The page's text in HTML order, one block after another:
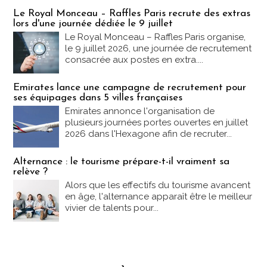
Le Royal Monceau – Raffles Paris recrute des extras
lors d'une journée dédiée le 9 juillet
Le Royal Monceau – Raffles Paris organise,
le 9 juillet 2026, une journée de recrutement
consacrée aux postes en extra....
Emirates lance une campagne de recrutement pour
ses équipages dans 5 villes françaises
Emirates annonce l'organisation de
plusieurs journées portes ouvertes en juillet
2026 dans l'Hexagone afin de recruter...
Alternance : le tourisme prépare-t-il vraiment sa
relève ?
Alors que les effectifs du tourisme avancent
en âge, l'alternance apparaît être le meilleur
vivier de talents pour...